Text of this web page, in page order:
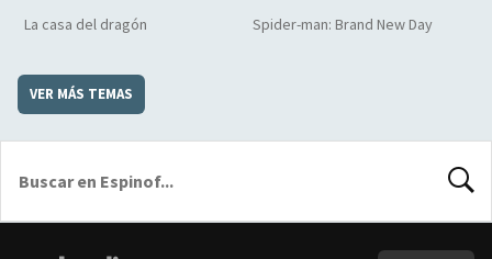
La casa del dragón Spider-man: Brand New Day
VER MÁS TEMAS